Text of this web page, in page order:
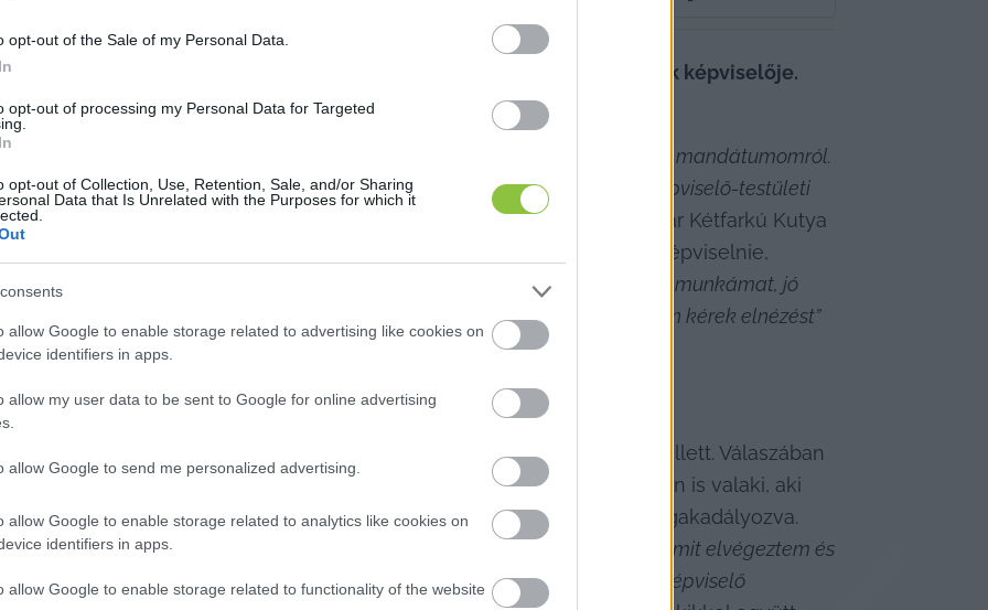
opt-out of the Sale of my Personal Data.
opt-out of processing my Personal Data for Targeted
opt-out of Collection, Use, Retention, Sale, and/or Sharing
Data that Is Unrelated with the Purposes for which it
allow Google to enable storage related to advertising like cookies on
identifiers in apps.
allow my user data to be sent to Google for online advertising
allow Google to send me personalized advertising.
allow Google to enable storage related to analytics like cookies on
identifiers in apps.
allow Google to enable storage related to functionality of the website
a Magyar Kétfarkú Kutya Párt (MKKP) helvéciai szervezetének képviselője.
ülésen válik véglegessé.
Önöket, hogy a mai nappal lemondtam a helvéciai települési képviselői mandátumomról.
a testület felé; az a jogszabályoknak megfelelően a bejelentést követő képviselő-testületi
Facebook-bejegyzésben
. A Magyar Kétfarkú Kutya
fejezte ki, hogy az elmúlt időszakban sikerült azt a hozzáállást képviselnie,
képviselőnek tanúsítania kell.
„Remélem, hogy azok, akik ismerték a munkámat, jó
Ha tevékenységem során bárkit megbántottam volna, attól ezúton kérek elnézést”
az önkormányzati választáson, az volt a célja, hogy legyen Helvécián is valaki, aki
az Magyar Kétfarkú Kutya Párt (MKKP) jelölt oktató tanfolyamára, amit elvégeztem és
nevem mellett. Ami a polgároknak elég volt arra, hogy beválasszanak a képviselő